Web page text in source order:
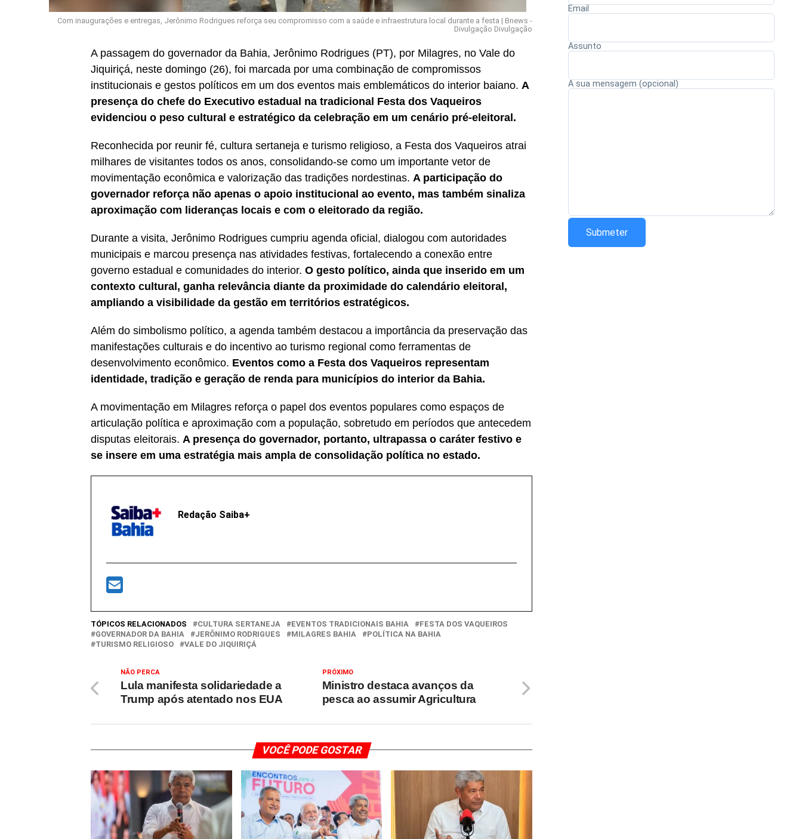
Com inaugurações e entregas, Jerônimo Rodrigues reforça seu compromisso com a saúde e infraestrutura local durante a festa | Bnews -
Divulgação Divulgação
A passagem do governador da Bahia, Jerônimo Rodrigues (PT), por Milagres, no Vale do
Jiquiriçá, neste domingo (26), foi marcada por uma combinação de compromissos
institucionais e gestos políticos em um dos eventos mais emblemáticos do interior baiano. A
presença do chefe do Executivo estadual na tradicional Festa dos Vaqueiros
evidenciou o peso cultural e estratégico da celebração em um cenário pré-eleitoral.
Reconhecida por reunir fé, cultura sertaneja e turismo religioso, a Festa dos Vaqueiros atrai
milhares de visitantes todos os anos, consolidando-se como um importante vetor de
movimentação econômica e valorização das tradições nordestinas. A participação do
governador reforça não apenas o apoio institucional ao evento, mas também sinaliza
aproximação com lideranças locais e com o eleitorado da região.
Durante a visita, Jerônimo Rodrigues cumpriu agenda oficial, dialogou com autoridades
municipais e marcou presença nas atividades festivas, fortalecendo a conexão entre
governo estadual e comunidades do interior. O gesto político, ainda que inserido em um
contexto cultural, ganha relevância diante da proximidade do calendário eleitoral,
ampliando a visibilidade da gestão em territórios estratégicos.
Além do simbolismo político, a agenda também destacou a importância da preservação das
manifestações culturais e do incentivo ao turismo regional como ferramentas de
desenvolvimento econômico. Eventos como a Festa dos Vaqueiros representam
identidade, tradição e geração de renda para municípios do interior da Bahia.
A movimentação em Milagres reforça o papel dos eventos populares como espaços de
articulação política e aproximação com a população, sobretudo em períodos que antecedem
disputas eleitorais. A presença do governador, portanto, ultrapassa o caráter festivo e
se insere em uma estratégia mais ampla de consolidação política no estado.
Redação Saiba+
TÓPICOS RELACIONADOS CULTURA SERTANEJA EVENTOS TRADICIONAIS BAHIA
FESTA DOS VAQUEIROS
GOVERNADOR DA BAHIA
JERÔNIMO RODRIGUES MILAGRES BAHIA
POLÍTICA NA BAHIA
TURISMO RELIGIOSO
VALE DO JIQUIRIÇÁ
PRÓXIMO
Ministro destaca avanços da
pesca ao assumir Agricultura
NÃO PERCA
Lula manifesta solidariedade a
Trump após atentado nos EUA
VOCÊ PODE GOSTAR
Email
Assunto
A sua mensagem (opcional)